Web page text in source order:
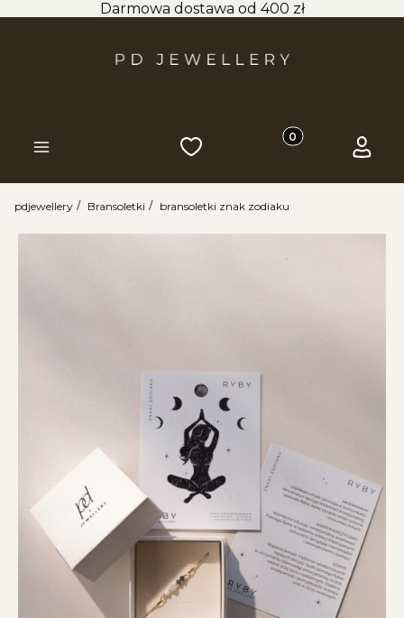
Darmowa dostawa od 400 zł
Menu Ulubione Produkty w
Koszyk Zaloguj
pdjewellery Bransoletki bransoletki znak zodiaku